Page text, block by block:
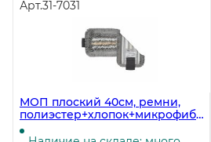
Арт.31-7031
МОП плоский 40см, ремни,
полиэстер+хлопок+микрофибра
ТРИО УльтраСпид VILEDA